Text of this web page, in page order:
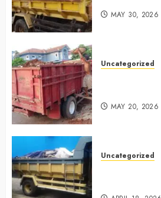
MAY 30, 2026
Uncategorized
MAY 20, 2026
Uncategorized